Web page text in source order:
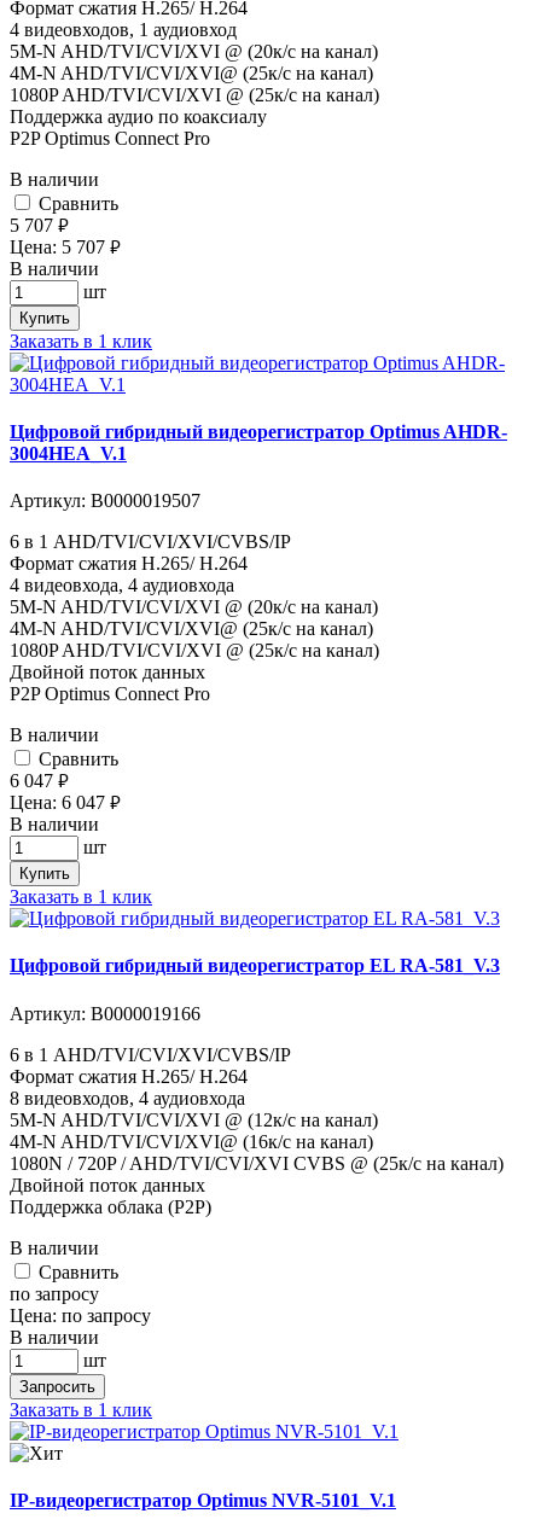
Формат сжатия H.265/ H.264
4 видеовходов, 1 аудиовход
5M-N AHD/TVI/CVI/XVI @ (20к/с на канал)
4M-N AHD/TVI/CVI/XVI@ (25к/с на канал)
1080P AHD/TVI/CVI/XVI @ (25к/с на канал)
Поддержка аудио по коаксиалу
P2P Optimus Connect Pro
В наличии
Cравнить
5 707 руб.
Цена: 5 707 руб.
В наличии
шт
Купить
Заказать в 1 клик
Цифровой гибридный видеорегистратор Optimus AHDR-
3004HEA_V.1
Артикул: В0000019507
6 в 1 AHD/TVI/CVI/XVI/CVBS/IP
Формат сжатия H.265/ H.264
4 видеовхода, 4 аудиовхода
5M-N AHD/TVI/CVI/XVI @ (20к/с на канал)
4M-N AHD/TVI/CVI/XVI@ (25к/с на канал)
1080P AHD/TVI/CVI/XVI @ (25к/с на канал)
Двойной поток данных
P2P Optimus Connect Pro
В наличии
Cравнить
6 047 руб.
Цена: 6 047 руб.
В наличии
шт
Купить
Заказать в 1 клик
Цифровой гибридный видеорегистратор EL RA-581_V.3
Артикул: В0000019166
6 в 1 AHD/TVI/CVI/XVI/CVBS/IP
Формат сжатия H.265/ H.264
8 видеовходов, 4 аудиовхода
5M-N AHD/TVI/CVI/XVI @ (12к/с на канал)
4M-N AHD/TVI/CVI/XVI@ (16к/с на канал)
1080N / 720P / AHD/TVI/CVI/XVI CVBS @ (25к/с на канал)
Двойной поток данных
Поддержка облака (P2P)
В наличии
Cравнить
по запросу
Цена: по запросу
В наличии
шт
Запросить
Заказать в 1 клик
IP-видеорегистратор Optimus NVR-5101_V.1